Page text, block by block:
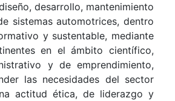
desarrollo, mantenimiento
sistemas automotrices, dentro
y sustentable, mediante
en el ámbito científico,
y de emprendimiento,
las necesidades del sector
actitud ética, de liderazgo y